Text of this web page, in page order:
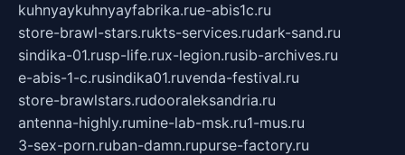
kuhnyaykuhnyayfabrika.rue-abis1c.ru
store-brawl-stars.rukts-services.rudark-sand.ru
sindika-01.rusp-life.rux-legion.rusib-archives.ru
e-abis-1-c.rusindika01.ruvenda-festival.ru
store-brawlstars.rudooraleksandria.ru
antenna-highly.rumine-lab-msk.ru1-mus.ru
3-sex-porn.ruban-damn.rupurse-factory.ru